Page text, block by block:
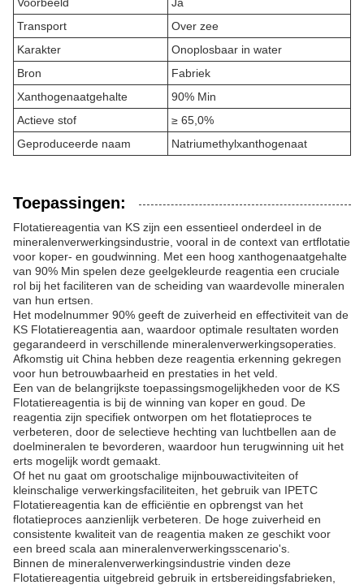
Transport
Over zee
Karakter
Onoplosbaar in water
Bron
Fabriek
Xanthogenaatgehalte
90% Min
Actieve stof
≥ 65,0%
Geproduceerde naam
Natriumethylxanthogenaat
Toepassingen:
Flotatiereagentia van KS zijn een essentieel onderdeel in de
mineralenverwerkingsindustrie, vooral in de context van ertflotatie
voor koper- en goudwinning. Met een hoog xanthogenaatgehalte
van 90% Min spelen deze geelgekleurde reagentia een cruciale
rol bij het faciliteren van de scheiding van waardevolle mineralen
van hun ertsen.
Het modelnummer 90% geeft de zuiverheid en effectiviteit van de
KS Flotatiereagentia aan, waardoor optimale resultaten worden
gegarandeerd in verschillende mineralenverwerkingsoperaties.
Afkomstig uit China hebben deze reagentia erkenning gekregen
voor hun betrouwbaarheid en prestaties in het veld.
Een van de belangrijkste toepassingsmogelijkheden voor de KS
Flotatiereagentia is bij de winning van koper en goud. De
reagentia zijn specifiek ontworpen om het flotatieproces te
verbeteren, door de selectieve hechting van luchtbellen aan de
doelmineralen te bevorderen, waardoor hun terugwinning uit het
erts mogelijk wordt gemaakt.
Of het nu gaat om grootschalige mijnbouwactiviteiten of
kleinschalige verwerkingsfaciliteiten, het gebruik van IPETC
Flotatiereagentia kan de efficiëntie en opbrengst van het
flotatieproces aanzienlijk verbeteren. De hoge zuiverheid en
consistente kwaliteit van de reagentia maken ze geschikt voor
een breed scala aan mineralenverwerkingsscenario's.
Binnen de mineralenverwerkingsindustrie vinden deze
Flotatiereagentia uitgebreid gebruik in ertsbereidingsfabrieken,